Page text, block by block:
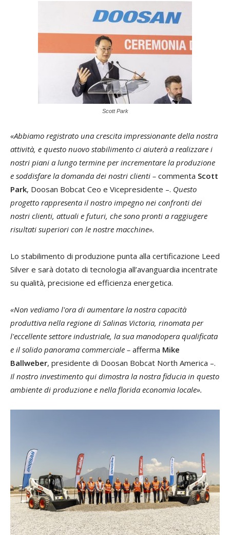
Scott Park
«Abbiamo registrato una crescita impressionante della nostra
attività, e questo nuovo stabilimento ci aiuterà a realizzare i
nostri piani a lungo termine per incrementare la produzione
e soddisfare la domanda dei nostri clienti – commenta Scott
Park, Doosan Bobcat Ceo e Vicepresidente –. Questo
progetto rappresenta il nostro impegno nei confronti dei
nostri clienti, attuali e futuri, che sono pronti a raggiugere
risultati superiori con le nostre macchine».
Lo stabilimento di produzione punta alla certificazione Leed
Silver e sarà dotato di tecnologia all’avanguardia incentrate
su qualità, precisione ed efficienza energetica.
«Non vediamo l'ora di aumentare la nostra capacità
produttiva nella regione di Salinas Victoria, rinomata per
l'eccellente settore industriale, la sua manodopera qualificata
e il solido panorama commerciale – afferma Mike
Ballweber, presidente di Doosan Bobcat North America –.
Il nostro investimento qui dimostra la nostra fiducia in questo
ambiente di produzione e nella florida economia locale».